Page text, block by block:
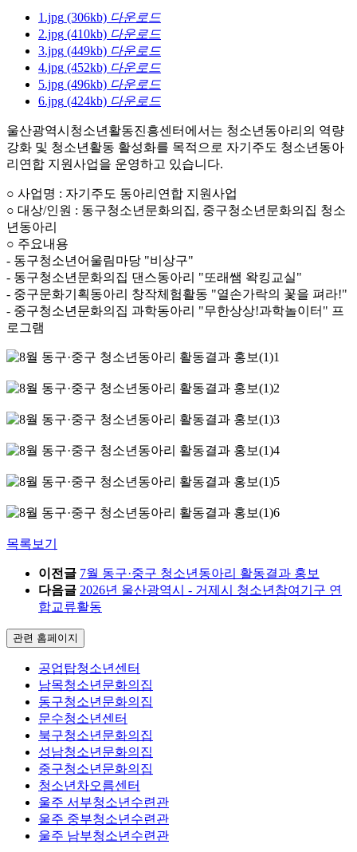
1.jpg (306kb) 다운로드
2.jpg (410kb) 다운로드
3.jpg (449kb) 다운로드
4.jpg (452kb) 다운로드
5.jpg (496kb) 다운로드
6.jpg (424kb) 다운로드
울산광역시청소년활동진흥센터에서는 청소년동아리의 역량
강화 및 청소년활동 활성화를 목적으로 자기주도 청소년동아
리연합 지원사업을 운영하고 있습니다.
○ 사업명 : 자기주도 동아리연합 지원사업
○ 대상/인원 : 동구청소년문화의집, 중구청소년문화의집 청소
년동아리
○ 주요내용
- 동구청소년어울림마당 "비상구"
- 동구청소년문화의집 댄스동아리 "또래쌤 왁킹교실"
- 중구문화기획동아리 창작체험활동 "열손가락의 꽃을 펴라!"
- 중구청소년문화의집 과학동아리 "무한상상!과학놀이터" 프
로그램
목록보기
이전글 7월 동구·중구 청소년동아리 활동결과 홍보
다음글 2026년 울산광역시 - 거제시 청소년참여기구 연
합교류활동
관련 홈페이지
공업탑청소년센터
남목청소년문화의집
동구청소년문화의집
문수청소년센터
북구청소년문화의집
성남청소년문화의집
중구청소년문화의집
청소년차오름센터
울주 서부청소년수련관
울주 중부청소년수련관
울주 남부청소년수련관